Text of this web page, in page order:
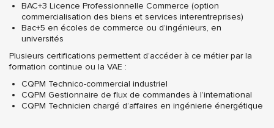
BAC+3 Licence Professionnelle Commerce (option
commercialisation des biens et services interentreprises)
Bac+5 en écoles de commerce ou d’ingénieurs, en
universités
Plusieurs certifications permettent d’accéder à ce métier par la
formation continue ou la VAE :
CQPM Technico-commercial industriel
CQPM Gestionnaire de flux de commandes à l’international
CQPM Technicien chargé d’affaires en ingénierie énergétique